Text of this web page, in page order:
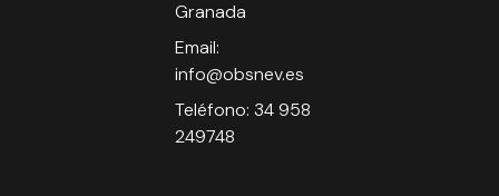
Granada
Email:
info@obsnev.es
Teléfono: 34 958
249748